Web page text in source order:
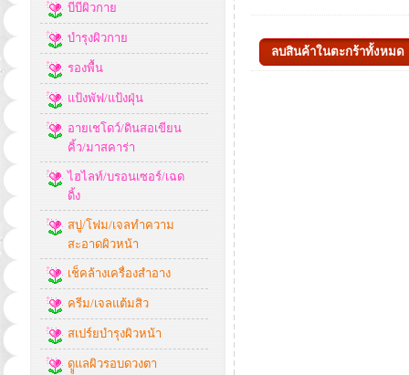
บีบีผิวกาย
บำรุงผิวกาย
รองพื้น
แป้งพัฟ/แป้งฝุ่น
อายเชโดว์/ดินสอเขียน
คิ้ว/มาสคาร่า
ไฮไลท์/บรอนเซอร์/เฉด
ดิ้ง
สบู่/โฟม/เจลทำความ
สะอาดผิวหน้า
เช็คล้างเครื่องสำอาง
ครีม/เจลแต้มสิว
สเปร์ยบำรุงผิวหน้า
ดููแลผิวรอบดวงตา